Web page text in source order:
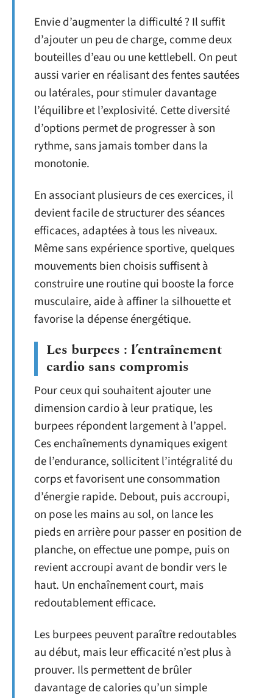
Envie d’augmenter la difficulté ? Il suffit
d’ajouter un peu de charge, comme deux
bouteilles d’eau ou une kettlebell. On peut
aussi varier en réalisant des fentes sautées
ou latérales, pour stimuler davantage
l’équilibre et l’explosivité. Cette diversité
d’options permet de progresser à son
rythme, sans jamais tomber dans la
monotonie.
En associant plusieurs de ces exercices, il
devient facile de structurer des séances
efficaces, adaptées à tous les niveaux.
Même sans expérience sportive, quelques
mouvements bien choisis suffisent à
construire une routine qui booste la force
musculaire, aide à affiner la silhouette et
favorise la dépense énergétique.
Les burpees : l’entraînement
cardio sans compromis
Pour ceux qui souhaitent ajouter une
dimension cardio à leur pratique, les
burpees répondent largement à l’appel.
Ces enchaînements dynamiques exigent
de l’endurance, sollicitent l’intégralité du
corps et favorisent une consommation
d’énergie rapide. Debout, puis accroupi,
on pose les mains au sol, on lance les
pieds en arrière pour passer en position de
planche, on effectue une pompe, puis on
revient accroupi avant de bondir vers le
haut. Un enchaînement court, mais
redoutablement efficace.
Les burpees peuvent paraître redoutables
au début, mais leur efficacité n’est plus à
prouver. Ils permettent de brûler
davantage de calories qu’un simple